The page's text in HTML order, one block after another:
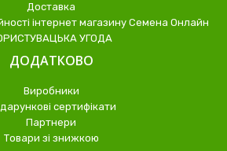
Доставка
інтернет магазину Семена Онлайн
УГОДА
ДОДАТКОВО
Виробники
сертифікати
Партнери
Товари зі знижкою